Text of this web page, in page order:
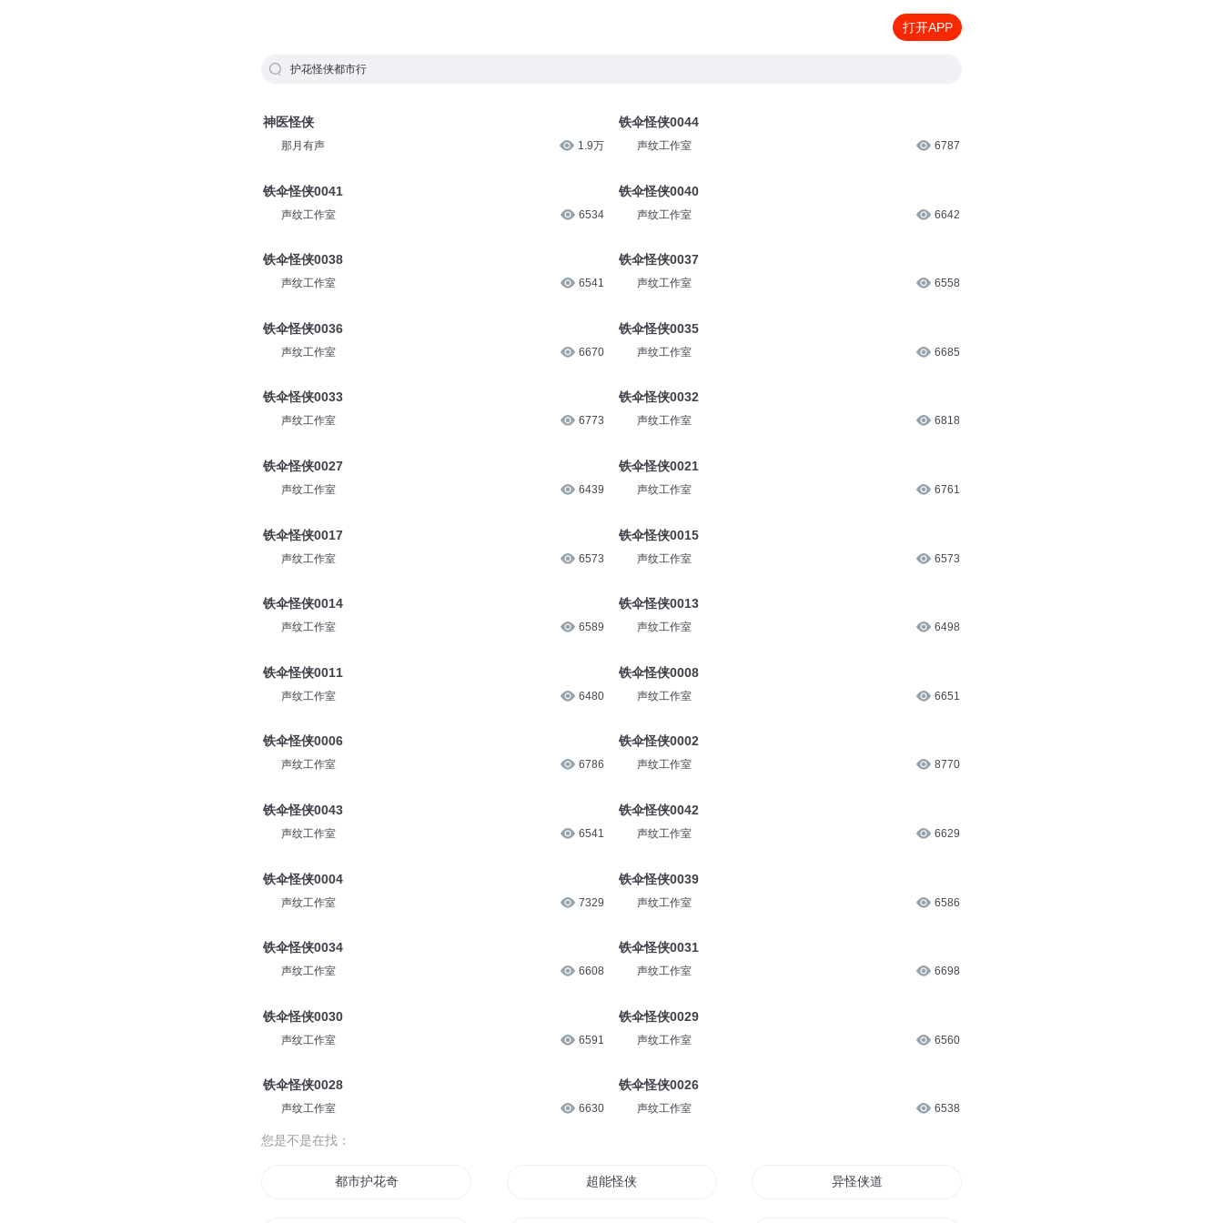
打开APP
护花怪侠都市行
神医怪侠
那月有声 1.9万
铁伞怪侠0041
声纹工作室 6534
铁伞怪侠0038
声纹工作室 6541
铁伞怪侠0036
声纹工作室 6670
铁伞怪侠0033
声纹工作室 6773
铁伞怪侠0027
声纹工作室 6439
铁伞怪侠0017
声纹工作室 6573
铁伞怪侠0014
声纹工作室 6589
铁伞怪侠0011
声纹工作室 6480
铁伞怪侠0006
声纹工作室 6786
铁伞怪侠0043
声纹工作室 6541
铁伞怪侠0004
声纹工作室 7329
铁伞怪侠0034
声纹工作室 6608
铁伞怪侠0030
声纹工作室 6591
铁伞怪侠0028
声纹工作室 6630
铁伞怪侠0044
声纹工作室 6787
铁伞怪侠0040
声纹工作室 6642
铁伞怪侠0037
声纹工作室 6558
铁伞怪侠0035
声纹工作室 6685
铁伞怪侠0032
声纹工作室 6818
铁伞怪侠0021
声纹工作室 6761
铁伞怪侠0015
声纹工作室 6573
铁伞怪侠0013
声纹工作室 6498
铁伞怪侠0008
声纹工作室 6651
铁伞怪侠0002
声纹工作室 8770
铁伞怪侠0042
声纹工作室 6629
铁伞怪侠0039
声纹工作室 6586
铁伞怪侠0031
声纹工作室 6698
铁伞怪侠0029
声纹工作室 6560
铁伞怪侠0026
声纹工作室 6538
您是不是在找：
都市护花奇少 超能怪侠 异怪侠道